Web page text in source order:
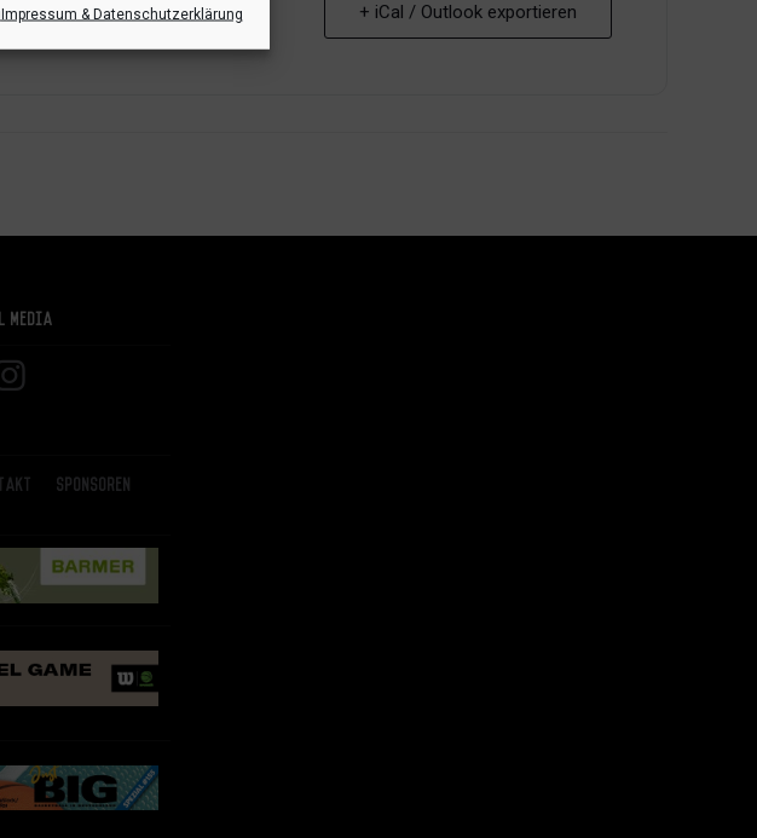
Impressum & Datenschutzerklärung + iCal / Outlook exportieren
Media
Sponsoren